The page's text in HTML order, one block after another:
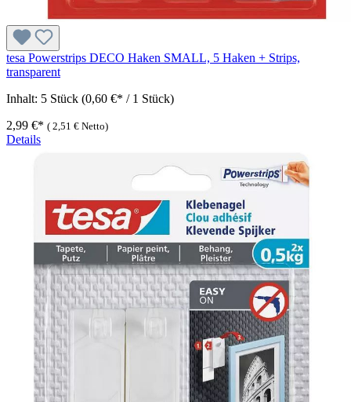
tesa Powerstrips DECO Haken SMALL, 5 Haken + Strips,
transparent
Inhalt: 5 Stück (0,60 €* / 1 Stück)
2,99 €* ( 2,51 € Netto)
Details